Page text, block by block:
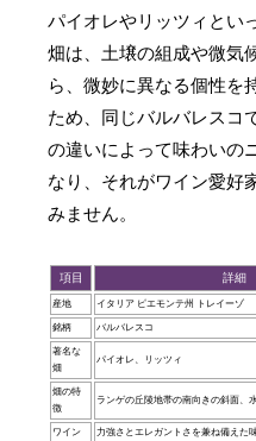
パイオレやリッツィとい
畑は、土壌の組成や微気
ら、微妙に異なる個性を
ため、同じバルバレスコ
の違いによって味わいの
なり、それがワイン愛好
みません。
項目 詳細
産地 イタリア ピエモンテ州 トレイーゾ
銘柄 バルバレスコ
著名な
畑
パイオレ、リッツィ
畑の特
徴
ランゲの丘陵地帯の南向きの斜面、
ワイン
力強さとエレガントさを兼ね備えた